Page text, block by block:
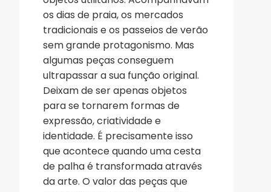
os dias de praia, os mercados
tradicionais e os passeios de verão
sem grande protagonismo. Mas
algumas peças conseguem
ultrapassar a sua função original.
Deixam de ser apenas objetos
para se tornarem formas de
expressão, criatividade e
identidade. É precisamente isso
que acontece quando uma cesta
de palha é transformada através
da arte. O valor das peças que